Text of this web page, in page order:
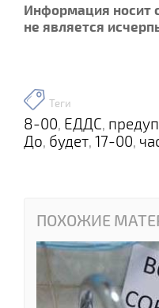
Информация носит
не является
Теги
8-00, ЕДДС,
До, будет, 17-00,
ПОХОЖИЕ